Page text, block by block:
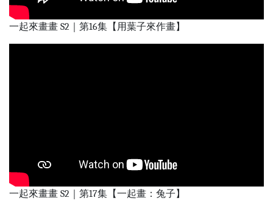
一起來畫畫 S2｜第16集【用葉子來作畫】
一起來畫畫 S2｜第17集【一起畫：兔子】